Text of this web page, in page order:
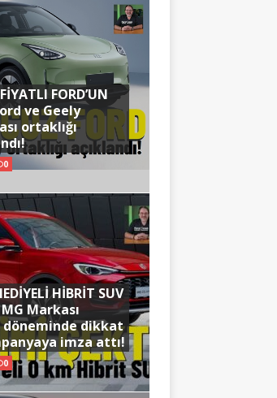
FORD’UN
ve Geely
ortaklığı
0
HİBRİT SUV
Markası
döneminde dikkat
imza attı!
0